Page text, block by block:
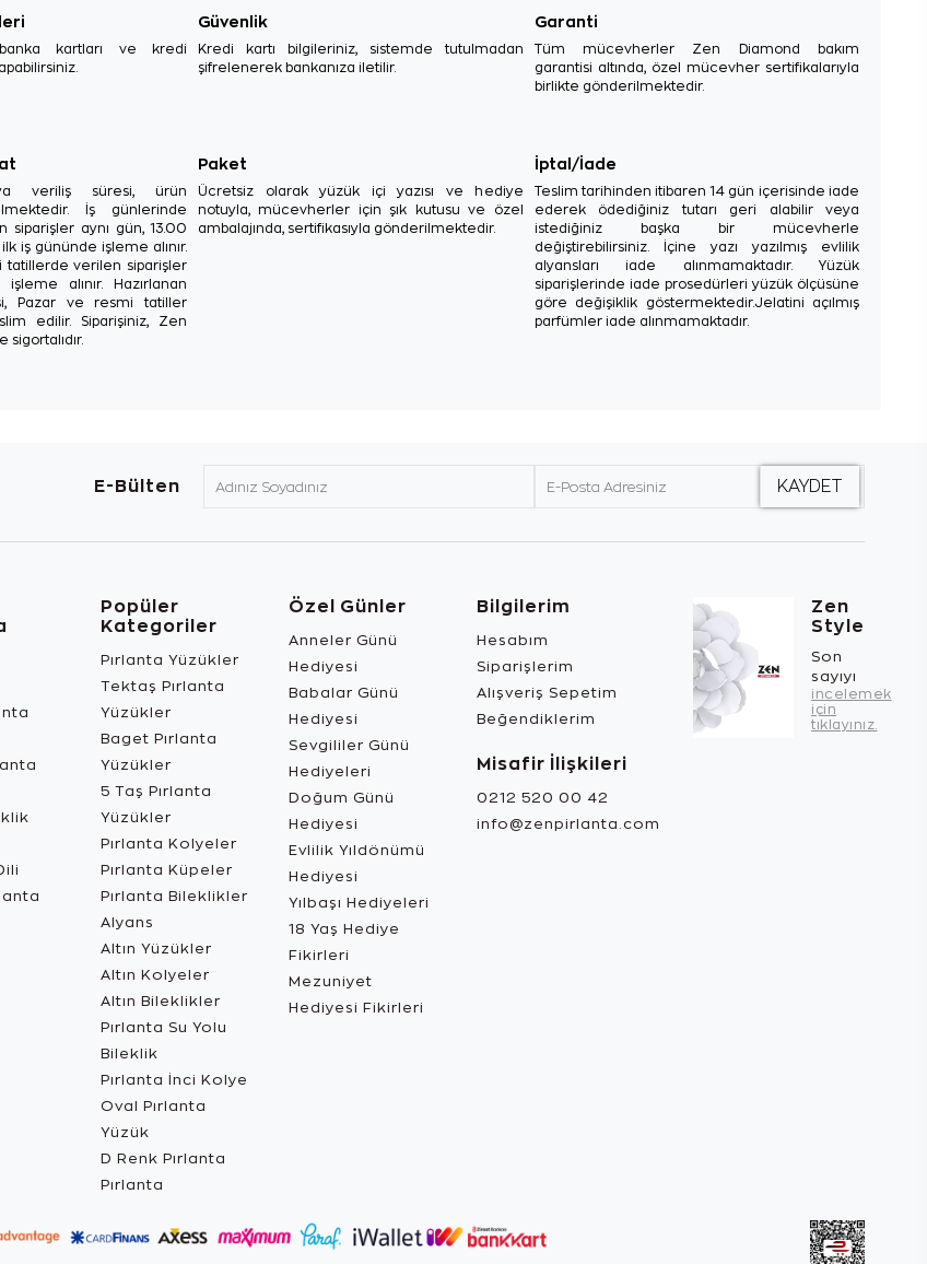
kartları ve kredi
Güvenlik
Kredi kartı bilgileriniz, sistemde tutulmadan
şifrelenerek bankanıza iletilir.
Garanti
Tüm mücevherler Zen Diamond bakım
garantisi altında, özel mücevher sertifikalarıyla
birlikte gönderilmektedir.
veriliş süresi, ürün
İş günlerinde
siparişler aynı gün, 13.00
iş gününde işleme alınır.
tatillerde verilen siparişler
alınır. Hazırlanan
Pazar ve resmi tatiller
edilir. Siparişiniz, Zen
sigortalıdır.
Paket
Ücretsiz olarak yüzük içi yazısı ve hediye
notuyla, mücevherler için şık kutusu ve özel
ambalajında, sertifikasıyla gönderilmektedir.
İptal/İade
Teslim tarihinden itibaren 14 gün içerisinde iade
ederek ödediğiniz tutarı geri alabilir veya
istediğiniz başka bir mücevherle
değiştirebilirsiniz. İçine yazı yazılmış evlilik
alyansları iade alınmamaktadır. Yüzük
siparişlerinde iade prosedürleri yüzük ölçüsüne
göre değişiklik göstermektedir.Jelatini açılmış
parfümler iade alınmamaktadır.
E-Bülten
Popüler
Kategoriler
Pırlanta Yüzükler
Tektaş Pırlanta
Yüzükler
Baget Pırlanta
Yüzükler
5 Taş Pırlanta
Yüzükler
Pırlanta Kolyeler
Pırlanta Küpeler
Pırlanta Bileklikler
Alyans
Altın Yüzükler
Altın Kolyeler
Altın Bileklikler
Pırlanta Su Yolu
Bileklik
Pırlanta İnci Kolye
Oval Pırlanta
Yüzük
D Renk Pırlanta
Pırlanta
Özel Günler
Anneler Günü
Hediyesi
Babalar Günü
Hediyesi
Sevgililer Günü
Hediyeleri
Doğum Günü
Hediyesi
Evlilik Yıldönümü
Hediyesi
Yılbaşı Hediyeleri
18 Yaş Hediye
Fikirleri
Mezuniyet
Hediyesi Fikirleri
Bilgilerim
Hesabım
Siparişlerim
Alışveriş Sepetim
Beğendiklerim
Misafir İlişkileri
0212 520 00 42
info@zenpirlanta.com
Zen
Style
Son
sayıyı
incelemek
için
tıklayınız.